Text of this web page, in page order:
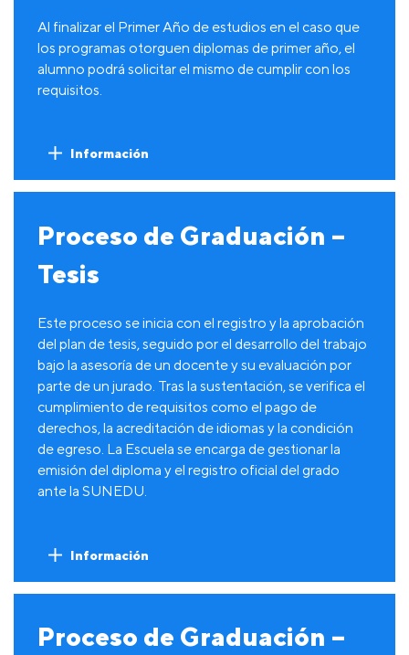
Al finalizar el Primer Año de estudios en el caso que
los programas otorguen diplomas de primer año, el
alumno podrá solicitar el mismo de cumplir con los
requisitos.
Información
Proceso de Graduación –
Tesis
Este proceso se inicia con el registro y la aprobación
del plan de tesis, seguido por el desarrollo del trabajo
bajo la asesoría de un docente y su evaluación por
parte de un jurado. Tras la sustentación, se verifica el
cumplimiento de requisitos como el pago de
derechos, la acreditación de idiomas y la condición
de egreso. La Escuela se encarga de gestionar la
emisión del diploma y el registro oficial del grado
ante la SUNEDU.
Información
Proceso de Graduación –